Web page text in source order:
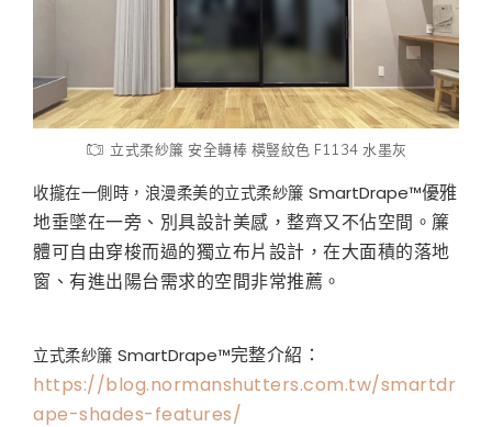
立式柔紗簾 安全轉棒 橫豎紋色 F1134 水墨灰
收攏在一側時，浪漫柔美的立式柔紗簾 SmartDrape™優雅
地垂墜在一旁、別具設計美感，整齊又不佔空間。簾
體可自由穿梭而過的獨立布片設計，在大面積的落地
窗、有進出陽台需求的空間非常推薦。
立式柔紗簾 SmartDrape™完整介紹：
https://blog.normanshutters.com.tw/smartdr
ape-shades-features/